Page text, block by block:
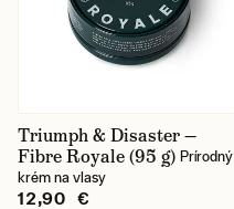
Triumph & Disaster —
Fibre Royale (95 g) Prírodný
krém na vlasy
12,90 €